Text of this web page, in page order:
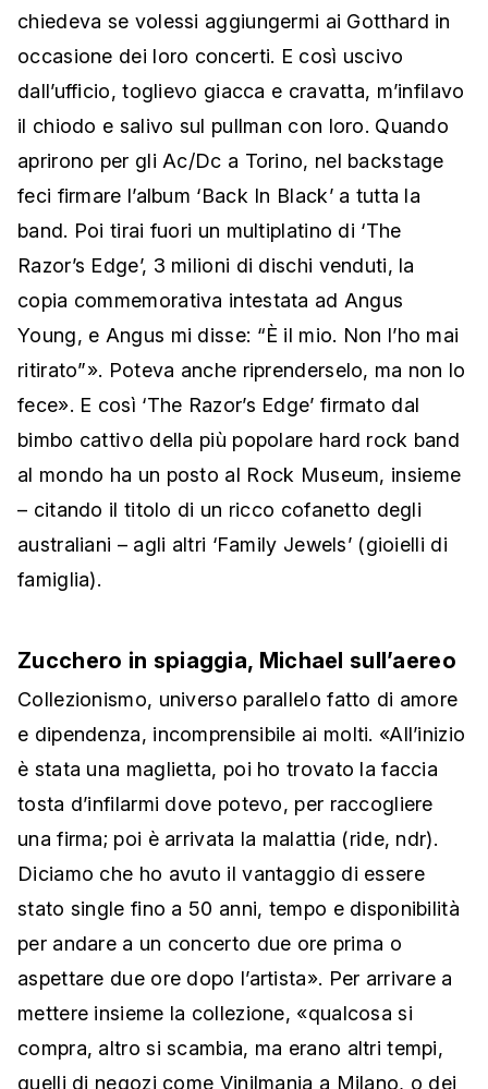
chiedeva se volessi aggiungermi ai Gotthard in
occasione dei loro concerti. E così uscivo
dall’ufficio, toglievo giacca e cravatta, m’infilavo
il chiodo e salivo sul pullman con loro. Quando
aprirono per gli Ac/Dc a Torino, nel backstage
feci firmare l’album ‘Back In Black’ a tutta la
band. Poi tirai fuori un multiplatino di ‘The
Razor’s Edge’, 3 milioni di dischi venduti, la
copia commemorativa intestata ad Angus
Young, e Angus mi disse: “È il mio. Non l’ho mai
ritirato”». Poteva anche riprenderselo, ma non lo
fece». E così ‘The Razor’s Edge’ firmato dal
bimbo cattivo della più popolare hard rock band
al mondo ha un posto al Rock Museum, insieme
– citando il titolo di un ricco cofanetto degli
australiani – agli altri ‘Family Jewels’ (gioielli di
famiglia).
Zucchero in spiaggia, Michael sull’aereo
Collezionismo, universo parallelo fatto di amore
e dipendenza, incomprensibile ai molti. «All’inizio
è stata una maglietta, poi ho trovato la faccia
tosta d’infilarmi dove potevo, per raccogliere
una firma; poi è arrivata la malattia (ride, ndr).
Diciamo che ho avuto il vantaggio di essere
stato single fino a 50 anni, tempo e disponibilità
per andare a un concerto due ore prima o
aspettare due ore dopo l’artista». Per arrivare a
mettere insieme la collezione, «qualcosa si
compra, altro si scambia, ma erano altri tempi,
quelli di negozi come Vinilmania a Milano, o dei